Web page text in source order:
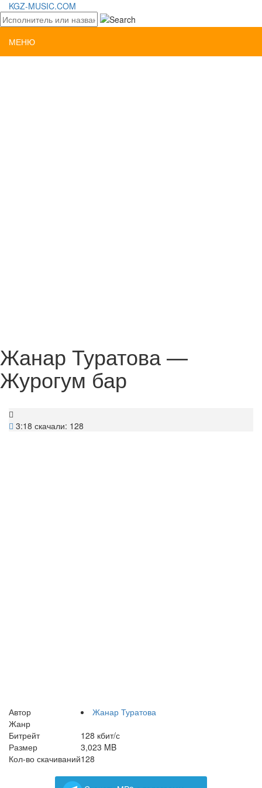
KGZ-MUSIC.COM
МЕНЮ
Жанар Туратова —
Журогум бар
3:18 скачали: 128
Автор
Жанар Туратова
Жанр
Битрейт
128 кбит/с
Размер
3,023 MB
Кол-во скачиваний128